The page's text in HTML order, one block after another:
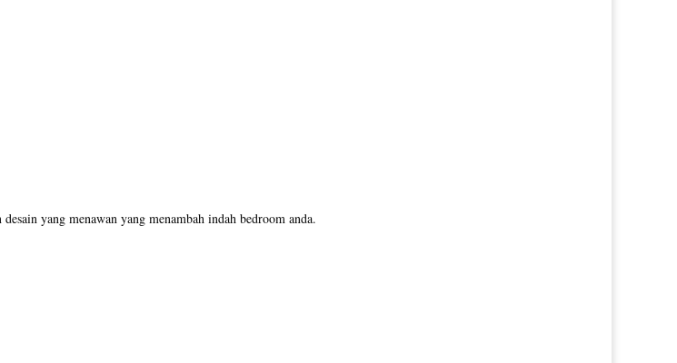
yang menawan yang menambah indah bedroom anda.